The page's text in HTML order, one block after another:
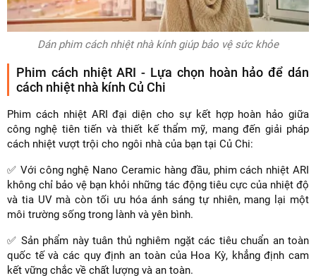
Dán phim cách nhiệt nhà kính giúp bảo vệ sức khỏe
Phim cách nhiệt ARI - Lựa chọn hoàn hảo để dán
cách nhiệt nhà kính Củ Chi
Phim cách nhiệt ARI đại diện cho sự kết hợp hoàn hảo giữa
công nghệ tiên tiến và thiết kế thẩm mỹ, mang đến giải pháp
cách nhiệt vượt trội cho ngôi nhà của bạn tại Củ Chi:
✅ Với công nghệ Nano Ceramic hàng đầu, phim cách nhiệt ARI
không chỉ bảo vệ bạn khỏi những tác động tiêu cực của nhiệt độ
và tia UV mà còn tối ưu hóa ánh sáng tự nhiên, mang lại một
môi trường sống trong lành và yên bình.
✅ Sản phẩm này tuân thủ nghiêm ngặt các tiêu chuẩn an toàn
quốc tế và các quy định an toàn của Hoa Kỳ, khẳng định cam
kết vững chắc về chất lượng và an toàn.